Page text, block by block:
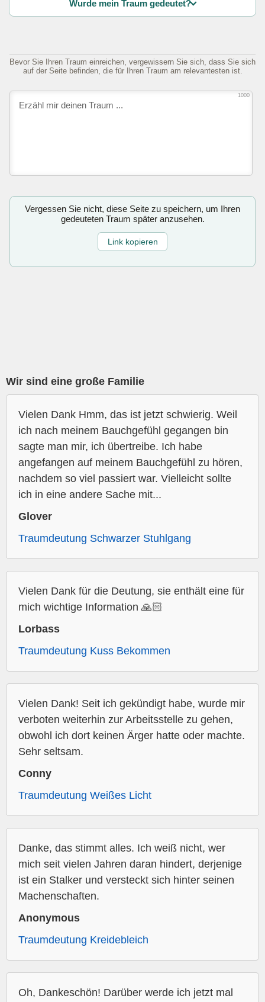
Wurde mein Traum gedeutet?
Bevor Sie Ihren Traum einreichen, vergewissern Sie sich, dass Sie sich
auf der Seite befinden, die für Ihren Traum am relevantesten ist.
1000
Vergessen Sie nicht, diese Seite zu speichern, um Ihren
gedeuteten Traum später anzusehen.
Link kopieren
Wir sind eine große Familie
Vielen Dank Hmm, das ist jetzt schwierig. Weil
ich nach meinem Bauchgefühl gegangen bin
sagte man mir, ich übertreibe. Ich habe
angefangen auf meinem Bauchgefühl zu hören,
nachdem so viel passiert war. Vielleicht sollte
ich in eine andere Sache mit...
Glover
Traumdeutung Schwarzer Stuhlgang
Vielen Dank für die Deutung, sie enthält eine für
mich wichtige Information 🙏🏻
Lorbass
Traumdeutung Kuss Bekommen
Vielen Dank! Seit ich gekündigt habe, wurde mir
verboten weiterhin zur Arbeitsstelle zu gehen,
obwohl ich dort keinen Ärger hatte oder machte.
Sehr seltsam.
Conny
Traumdeutung Weißes Licht
Danke, das stimmt alles. Ich weiß nicht, wer
mich seit vielen Jahren daran hindert, derjenige
ist ein Stalker und versteckt sich hinter seinen
Machenschaften.
Anonymous
Traumdeutung Kreidebleich
Oh, Dankeschön! Darüber werde ich jetzt mal